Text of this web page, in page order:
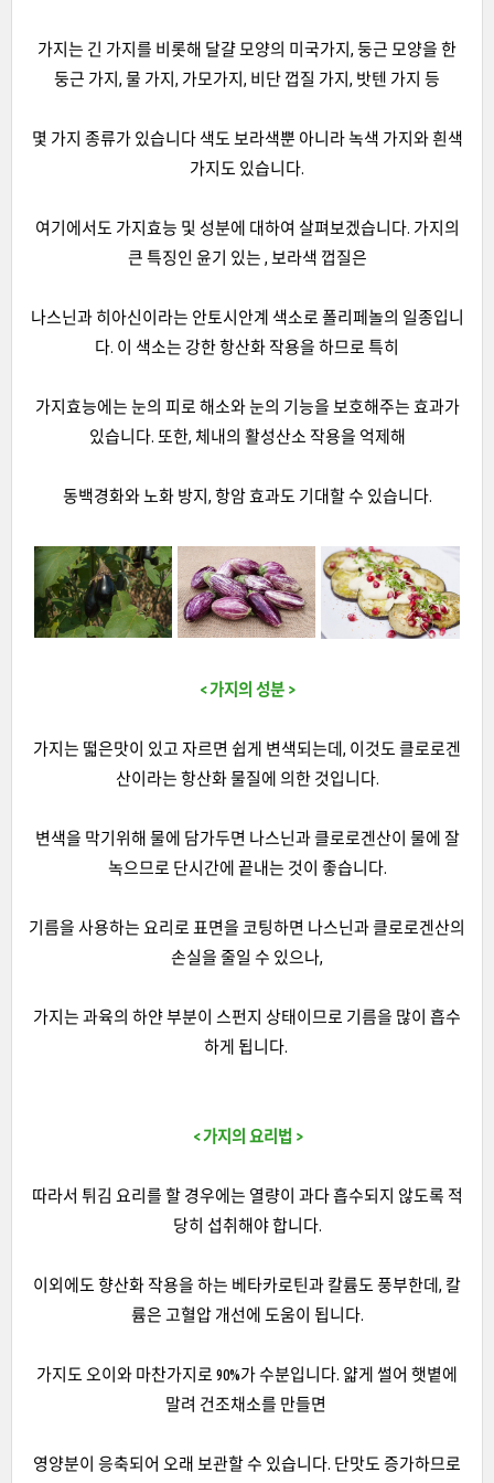
가지는 긴 가지를 비롯해 달걀 모양의 미국가지, 둥근 모양을 한
둥근 가지, 물 가지, 가모가지, 비단 껍질 가지, 밧텐 가지 등
몇 가지 종류가 있습니다 색도 보라색뿐 아니라 녹색 가지와 흰색
가지도 있습니다.
여기에서도 가지효능 및 성분에 대하여 살펴보겠습니다. 가지의
큰 특징인 윤기 있는 , 보라색 껍질은
나스닌과 히아신이라는 안토시안계 색소로 폴리페놀의 일종입니
다. 이 색소는 강한 항산화 작용을 하므로 특히
가지효능에는 눈의 피로 해소와 눈의 기능을 보호해주는 효과가
있습니다. 또한, 체내의 활성산소 작용을 억제해
동백경화와 노화 방지, 항암 효과도 기대할 수 있습니다.
< 가지의 성분 >
가지는 떫은맛이 있고 자르면 쉽게 변색되는데, 이것도 클로로겐
산이라는 항산화 물질에 의한 것입니다.
변색을 막기위해 물에 담가두면 나스닌과 클로로겐산이 물에 잘
녹으므로 단시간에 끝내는 것이 좋습니다.
기름을 사용하는 요리로 표면을 코팅하면 나스닌과 클로로겐산의
손실을 줄일 수 있으나,
가지는 과육의 하얀 부분이 스펀지 상태이므로 기름을 많이 흡수
하게 됩니다.
< 가지의 요리법 >
따라서 튀김 요리를 할 경우에는 열량이 과다 흡수되지 않도록 적
당히 섭취해야 합니다.
이외에도 향산화 작용을 하는 베타카로틴과 칼륨도 풍부한데, 칼
륨은 고혈압 개선에 도움이 됩니다.
가지도 오이와 마찬가지로 90%가 수분입니다. 얇게 썰어 햇볕에
말려 건조채소를 만들면
영양분이 응축되어 오래 보관할 수 있습니다. 단맛도 증가하므로